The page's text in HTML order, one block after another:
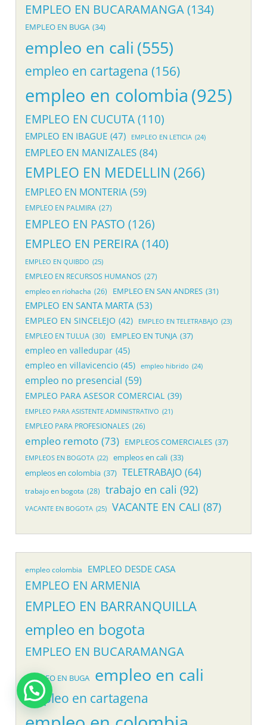
EMPLEO EN BUCARAMANGA(134)
EMPLEO EN BUGA (34)
empleo en cali (555)
empleo en cartagena (156)
empleo en colombia (925)
EMPLEO EN CUCUTA (110)
EMPLEO EN IBAGUE (47) EMPLEO EN LETICIA (24)
EMPLEO EN MANIZALES (84)
EMPLEO EN MEDELLIN (266)
EMPLEO EN MONTERIA (59)
EMPLEO EN PALMIRA (27)
EMPLEO EN PASTO (126)
EMPLEO EN PEREIRA(140)
EMPLEO EN QUIBDO (25)
EMPLEO EN RECURSOS HUMANOS (27)
empleo en riohacha (26) EMPLEO EN SAN ANDRES (31)
EMPLEO EN SANTA MARTA (53)
EMPLEO EN SINCELEJO (42) EMPLEO EN TELETRABAJO (23)
EMPLEO EN TULUA (30) EMPLEO EN TUNJA (37)
empleo en valledupar (45)
empleo en villavicencio (45) empleo hibrido (24)
empleo no presencial (59)
EMPLEO PARA ASESOR COMERCIAL (39)
EMPLEO PARA ASISTENTE ADMINISTRATIVO (21)
EMPLEO PARA PROFESIONALES (26)
empleo remoto (73) EMPLEOS COMERCIALES (37)
EMPLEOS EN BOGOTA (22) empleos en cali (33)
empleos en colombia (37) TELETRABAJO (64)
trabajo en bogota (28) trabajo en cali (92)
VACANTE EN BOGOTA (25) VACANTE EN CALI (87)
empleo colombia EMPLEO DESDE CASA
EMPLEO EN ARMENIA
EMPLEO EN BARRANQUILLA
empleo en bogota
EMPLEO EN BUCARAMANGA
EMPLEO EN BUGA empleo en cali
empleo en cartagena